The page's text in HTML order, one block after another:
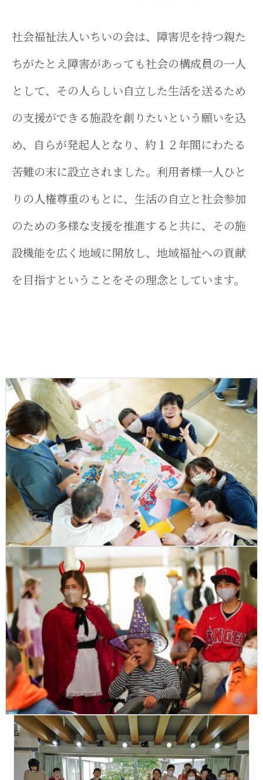
社会福祉法人いちいの会は、障害児を持つ親た
ちがたとえ障害があっても社会の構成員の一人
として、その人らしい自立した生活を送るため
の支援ができる施設を創りたいという願いを込
め、自らが発起人となり、約１２年間にわたる
苦難の末に設立されました。利用者様一人ひと
りの人権尊重のもとに、生活の自立と社会参加
のための多様な支援を推進すると共に、その施
設機能を広く地域に開放し、地域福祉への貢献
を目指すということをその理念としています。